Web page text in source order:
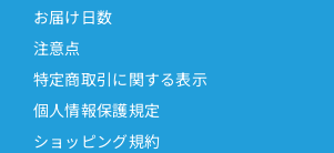
お届け日数
注意点
特定商取引に関する表示
個人情報保護規定
ショッピング規約